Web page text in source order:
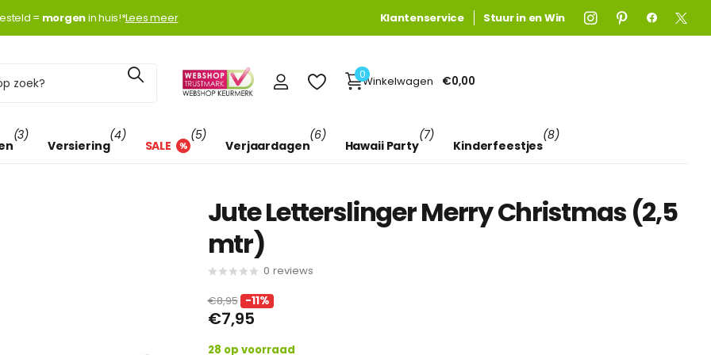
Klarna
Klarna
= morgenin huis!*Lees meer
morgen Gratis verzendingboven €75! (anders €4,95)Lees meer
Gratis verzending
Klantenservice Stuur in en Win
Winkelwagen
0 €0,00
(3)
Versiering
(4)
SALE
(5)
Verjaardagen
(6)
Hawaii Party
(7)
Kinderfeestjes
(8)
Jute Letterslinger Merry Christmas (2,5
mtr)
0 reviews
€8,95 -11%
€7,95
28 op voorraad